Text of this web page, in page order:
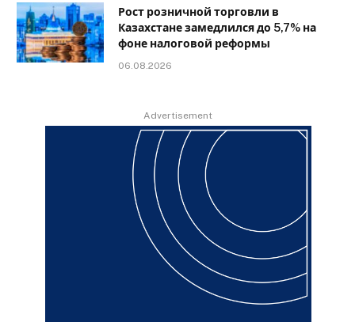
Рост розничной торговли в
Казахстане замедлился до 5,7% на
фоне налоговой реформы
06.08.2026
Advertisement